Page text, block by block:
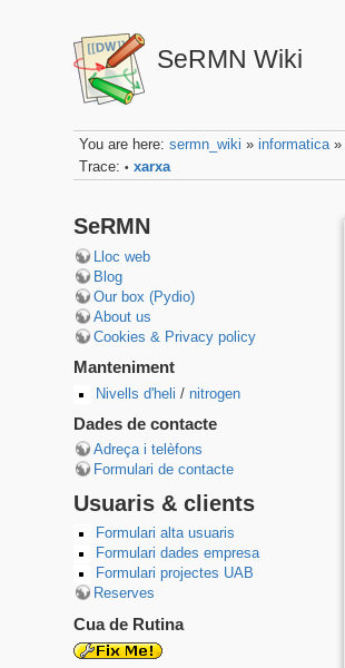
SeRMN Wiki
You are here: sermn_wiki » informatica»
Trace: • xarxa
SeRMN
Lloc web
Blog
Our box (Pydio)
About us
Cookies & Privacy policy
Manteniment
Nivells d'heli / nitrogen
Dades de contacte
Adreça i telèfons
Formulari de contacte
Usuaris & clients
Formulari alta usuaris
Formulari dades empresa
Formulari projectes UAB
Reserves
Cua de Rutina